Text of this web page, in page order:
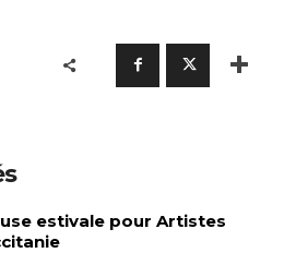
estivale pour Artistes